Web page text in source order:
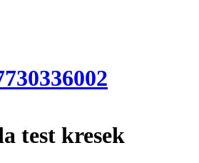
test kresek